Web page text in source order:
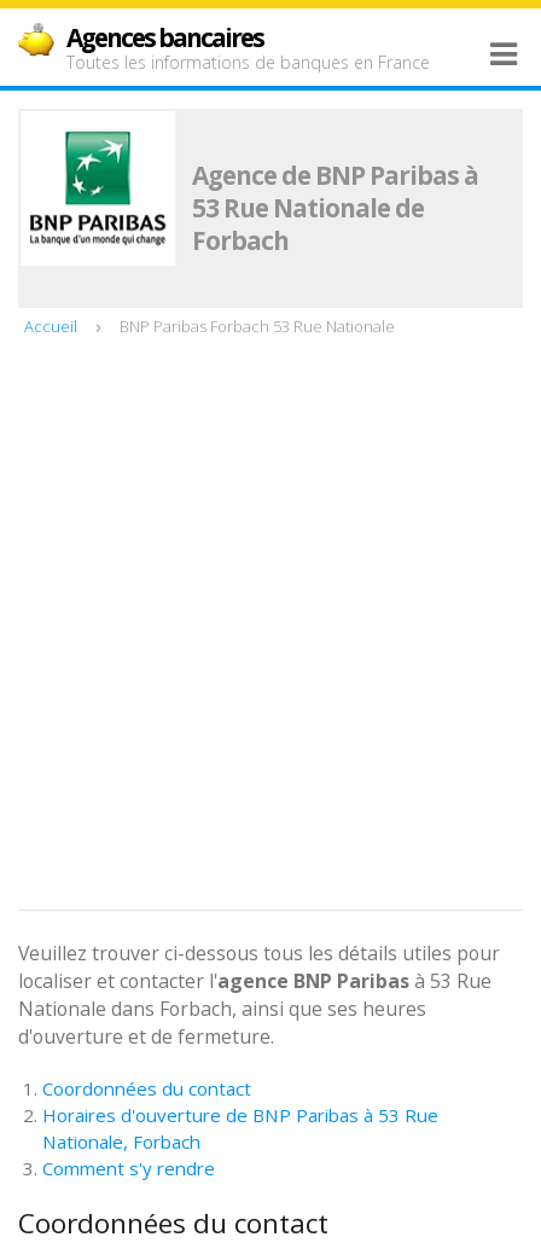
Agences bancaires
Toutes les informations de banques en France
Agence de BNP Paribas à
53 Rue Nationale de
Forbach
Accueil BNP Paribas Forbach 53 Rue Nationale
Veuillez trouver ci-dessous tous les détails utiles pour
localiser et contacter l'agence BNP Paribasà 53 Rue
Nationale dans Forbach, ainsi que ses heures
d'ouverture et de fermeture.
Coordonnées du contact
Horaires d'ouverture de BNP Paribas à 53 Rue
Nationale, Forbach
Comment s'y rendre
Coordonnées du contact